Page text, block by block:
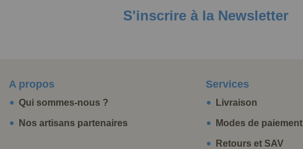
S'inscrire à la Newsletter
A propos
Qui sommes-nous ?
Nos artisans partenaires
Services
Livraison
Modes de paiement
Retours et SAV